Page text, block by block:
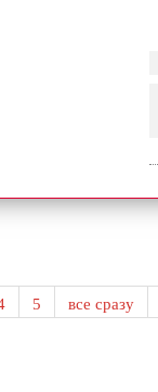
5 все сразу